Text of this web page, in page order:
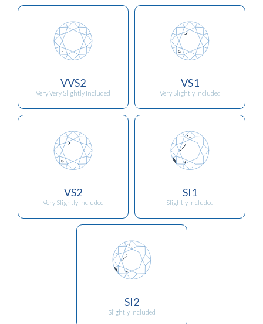
VVS2
Very Very Slightly Included
VS1
Very Slightly Included
VS2
Very Slightly Included
SI1
Slightly Included
SI2
Slightly Included